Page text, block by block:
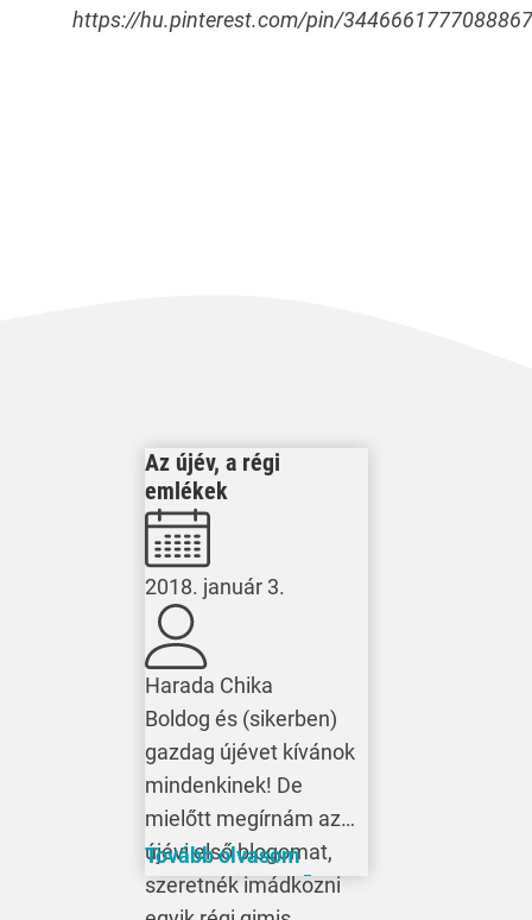
https://hu.pinterest.com/pin/
Az újév, a régi
emlékek
2018. január 3.
Harada Chika
Boldog és (sikerben)
gazdag újévet kívánok
mindenkinek! De
mielőtt megírnám az
újévi első blogomat,
szeretnék imádkozni
Tovább olvasom